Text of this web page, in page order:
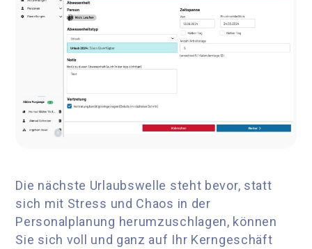
Die nächste Urlaubswelle steht bevor, statt
sich mit Stress und Chaos in der
Personalplanung herumzuschlagen, können
Sie sich voll und ganz auf Ihr Kerngeschäft